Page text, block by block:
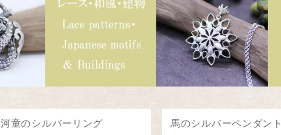
河童のシルバーリング 馬のシルバーペンダント